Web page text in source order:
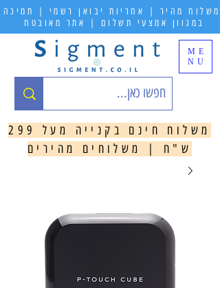
ME
NU
משלוח מהיר | אחריות יבואן רשמי | תמיכה
במגוון אמצעי תשלום | אתר מאובטח
משלוח חינם בקנייה מעל 299
ש"ח | משלוחים מהירים